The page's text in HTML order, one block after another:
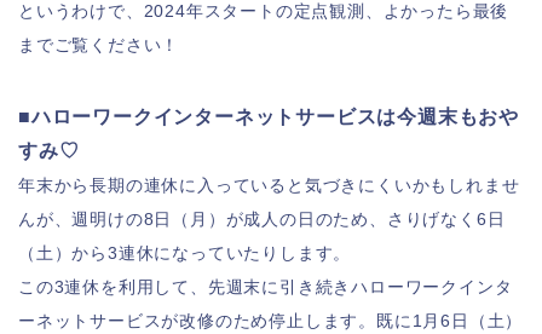
というわけで、2024年スタートの定点観測、よかったら最後
までご覧ください！
■ハローワークインターネットサービスは今週末もおや
すみ♡
年末から長期の連休に入っていると気づきにくいかもしれませ
んが、週明けの8日（月）が成人の日のため、さりげなく6日
（土）から3連休になっていたりします。
この3連休を利用して、先週末に引き続きハローワークインタ
ーネットサービスが改修のため停止します。既に1月6日（土）